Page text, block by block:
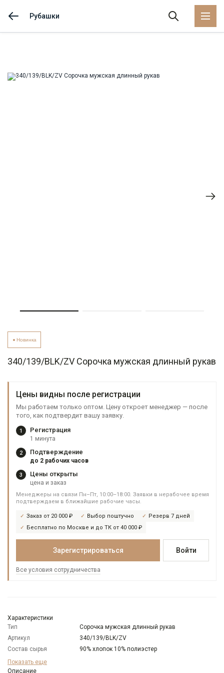
Рубашки
Новинка
340/139/BLK/ZV Сорочка мужская длинный рукав
Цены видны после регистрации
Мы работаем только оптом. Цену откроет менеджер — после
того, как подтвердит вашу заявку.
1 Регистрация
1 минута
2 Подтверждение
до 2 рабочих часов
3 Цены открыты
цена и заказ
Менеджеры на связи Пн–Пт, 10:00–18:00. Заявки в нерабочее время
подтверждаем в ближайшие рабочие часы.
Заказ от 20 000 ₽ Выбор поштучно
Резерв 7 дней
Бесплатно по Москве и до ТК от 40 000 ₽
Зарегистрироваться Войти
Все условия сотрудничества
Характеристики
Тип
Сорочка мужская длинный рукав
Артикул
340/139/BLK/ZV
Состав сырья
90% хлопок 10% полиэстер
Бренд
Модель
Показать еще
Описание